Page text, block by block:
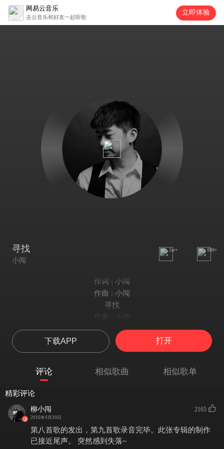
网易云音乐
去云音乐和好友一起听歌
立即体验
寻找
小闯
1w+ 999+
作词 : 小闯
作曲 : 小闯
寻找
作曲 : 小闯
作词 : 小闯
演唱 : 小闯
→☆→☆→☆→☆→ ←★←★←★←★←
想做 最想做的事
想要 她陪我一生
寻找 一生中真正的
下载APP 打开
评论 相似歌曲 相似歌单
精彩评论
柳小闯
2016年4月20日
2165
第八首歌的发出，第九首歌录音完毕。此张专辑的制作
已接近尾声。 突然感到失落~